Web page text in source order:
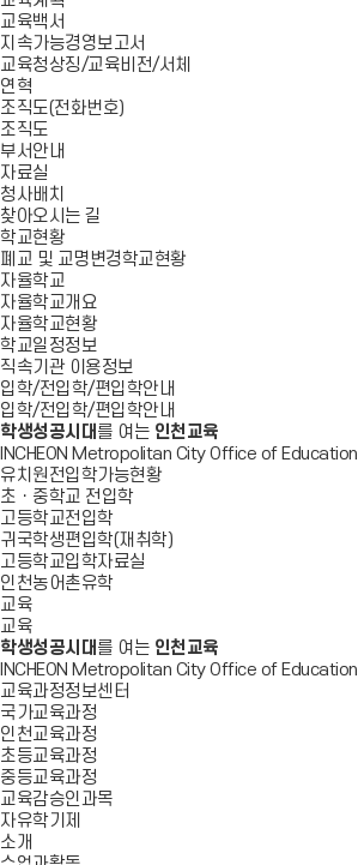
교육백서
지속가능경영보고서
교육청상징/교육비전/서체
연혁
조직도(전화번호)
조직도
부서안내
자료실
청사배치
찾아오시는 길
학교현황
폐교 및 교명변경학교현황
자율학교
자율학교개요
자율학교현황
학교일정정보
직속기관 이용정보
입학/전입학/편입학안내
입학/전입학/편입학안내
학생성공시대 를 여는 인천교육
INCHEON Metropolitan City Office of Education
유치원전입학가능현황
초ㆍ중학교 전입학
고등학교전입학
귀국학생편입학(재취학)
고등학교입학자료실
인천농어촌유학
교육
교육
학생성공시대 를 여는 인천교육
INCHEON Metropolitan City Office of Education
교육과정정보센터
국가교육과정
인천교육과정
초등교육과정
중등교육과정
교육감승인과목
자유학기제
소개